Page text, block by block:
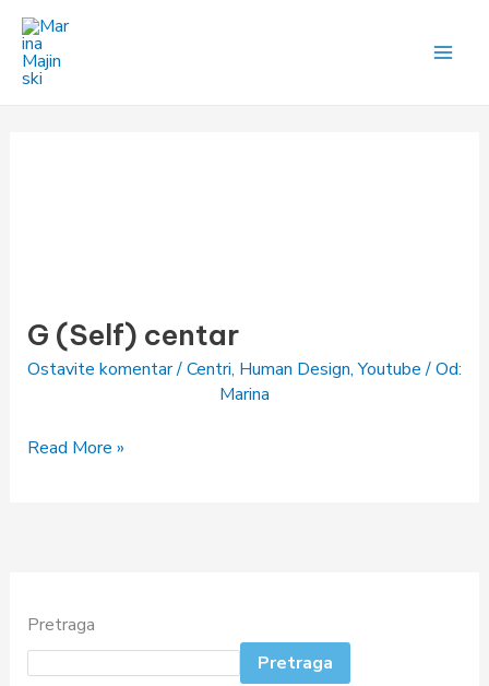
Pređi
sadržaj
G (Self) centar
Ostavite komentar/Centri, Human Design,Youtube/ Od:
Marina
centar
Read More »
Pretraga
Pretraga